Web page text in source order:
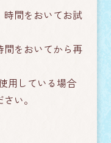
時間をおいてお試
間をおいてから再
用している場合
い。